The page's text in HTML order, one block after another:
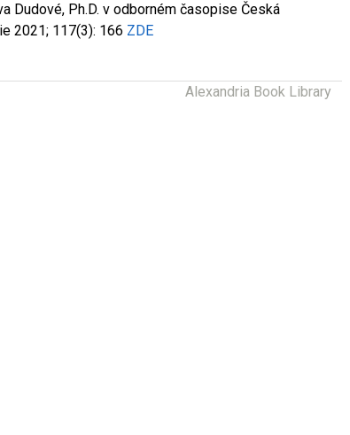
Dudové, Ph.D. v odborném časopise Česká
2021; 117(3): 166 ZDE
Alexandria Book Library